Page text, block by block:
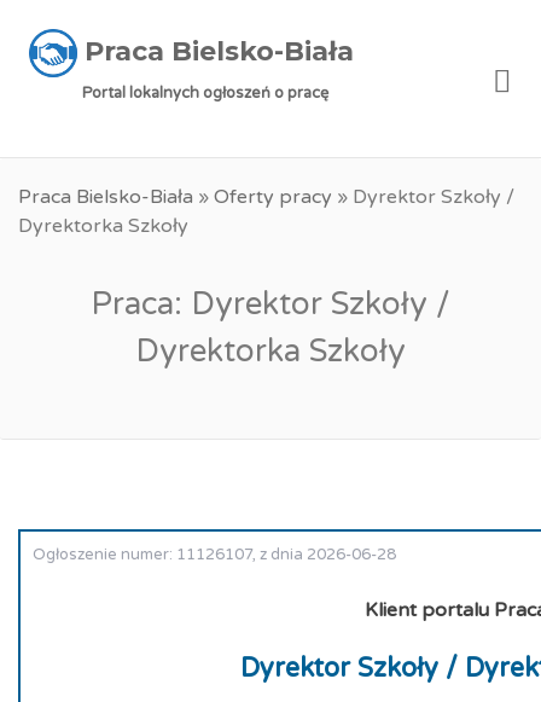
Praca Bielsko-Biała
Portal lokalnych ogłoszeń o pracę
Praca Bielsko-Biała » Oferty pracy » Dyrektor Szkoły /
Dyrektorka Szkoły
Praca: Dyrektor Szkoły /
Dyrektorka Szkoły
Ogłoszenie numer: 11126107, z dnia 2026-06-28
Klient portalu
Dyrektor Szkoły /